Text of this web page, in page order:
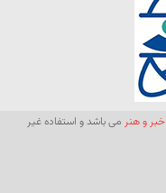
خبر و هنر می باشد و استفاده غیر